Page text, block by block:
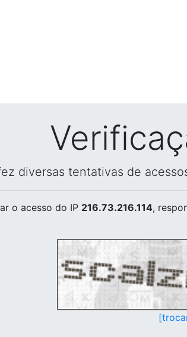
diversas tentativas de
o acesso do IP 216.73.216.114,